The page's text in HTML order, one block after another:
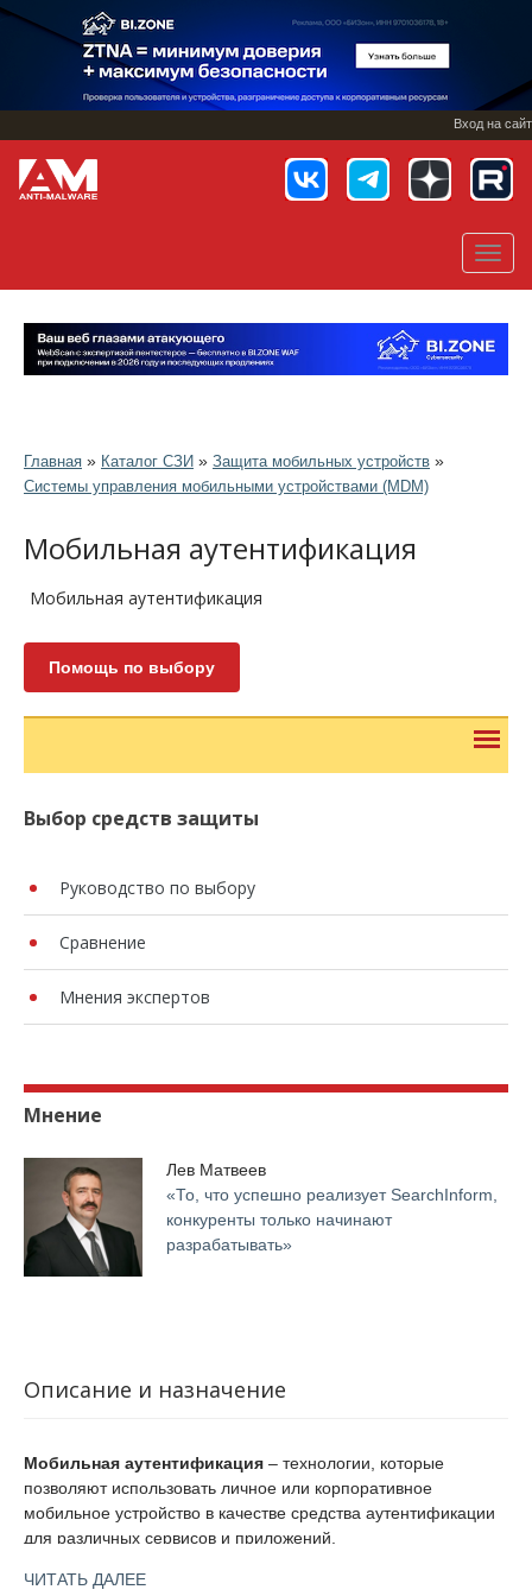
Перейти
основному
Вход на сайт
Главная » Каталог СЗИ » Защита мобильных устройств »
Системы управления мобильными устройствами (MDM)
Мобильная аутентификация
Мобильная аутентификация
Помощь по выбору
Выбор средств защиты
Руководство по выбору
Сравнение
Мнения экспертов
Мнение
Лев Матвеев
«То, что успешно реализует SearchInform,
конкуренты только начинают
разрабатывать»
Описание и назначение
Мобильная аутентификация – технологии, которые
позволяют использовать личное или корпоративное
мобильное устройство в качестве средства аутентификации
для различных сервисов и приложений.
Существует два варианта аутентификации пользователя с
ЧИТАТЬ ДАЛЕЕ